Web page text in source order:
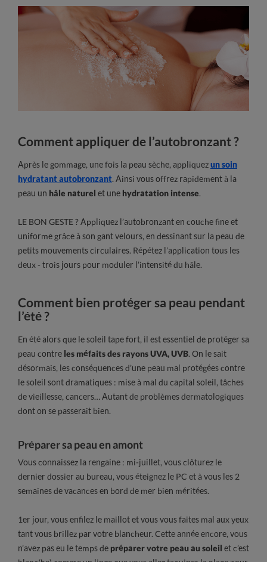
Comment appliquer de l’autobronzant ?
Après le gommage, une fois la peau sèche, appliquezun soin
hydratant autobronzant. Ainsi vous offrez rapidement à la
peau un hâle naturel et une hydratation intense.
LE BON GESTE ? Appliquez l’autobronzant en couche fine et
uniforme grâce à son gant velours, en dessinant sur la peau de
petits mouvements circulaires. Répétez l’application tous les
deux - trois jours pour moduler l’intensité du hâle.
Comment bien protéger sa peau pendant
l’été ?
En été alors que le soleil tape fort, il est essentiel de protéger sa
peau contre les méfaits des rayons UVA, UVB. On le sait
désormais, les conséquences d’une peau mal protégées contre
le soleil sont dramatiques : mise à mal du capital soleil, tâches
de vieillesse, cancers… Autant de problèmes dermatologiques
dont on se passerait bien.
Préparer sa peau en amont
Vous connaissez la rengaine : mi-juillet, vous clôturez le
dernier dossier au bureau, vous éteignez le PC et à vous les 2
semaines de vacances en bord de mer bien méritées.
1er jour, vous enfilez le maillot et vous vous faites mal aux yeux
tant vous brillez par votre blancheur. Cette année encore, vous
n’avez pas eu le temps de préparer votre peau au soleil et c’est